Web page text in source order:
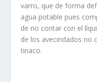
varro, que de forma
agua potable pues
de no contar con el
de los avecindados no
tinaco.